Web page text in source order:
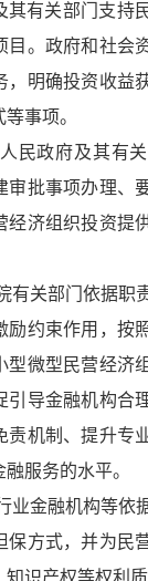
其有关部门支持
目。政府和社会
，明确投资收益
事项。
民政府及其有
审批事项办理、
经济组织投资提
有关部门依据职
励约束作用，按
型微型民营经济
引导金融机构合
责机制、提升专
服务的水平。
业金融机构等依
保方式，并为民